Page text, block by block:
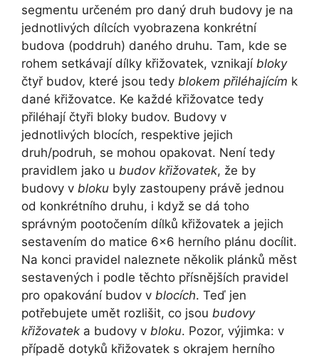
segmentu určeném pro daný druh budovy je na
jednotlivých dílcích vyobrazena konkrétní
budova (poddruh) daného druhu. Tam, kde se
rohem setkávají dílky křižovatek, vznikají bloky
čtyř budov, které jsou tedy blokem přiléhajícím k
dané křižovatce. Ke každé křižovatce tedy
přiléhají čtyři bloky budov. Budovy v
jednotlivých blocích, respektive jejich
druh/podruh, se mohou opakovat. Není tedy
pravidlem jako u budov křižovatek, že by
budovy v bloku byly zastoupeny právě jednou
od konkrétního druhu, i když se dá toho
správným pootočením dílků křižovatek a jejich
sestavením do matice 6×6 herního plánu docílit.
Na konci pravidel naleznete několik plánků měst
sestavených i podle těchto přísnějších pravidel
pro opakování budov v blocích. Teď jen
potřebujete umět rozlišit, co jsou budovy
křižovatek a budovy v bloku. Pozor, výjimka: v
případě dotyků křižovatek s okrajem herního